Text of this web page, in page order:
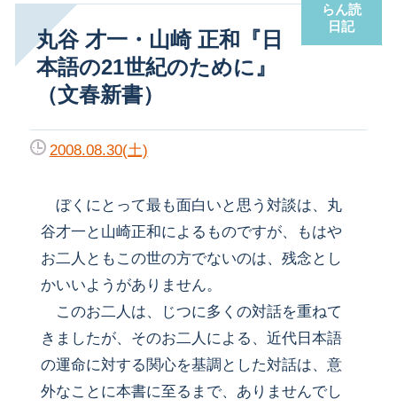
丸谷 才一・山崎 正和『日
本語の21世紀のために』
（文春新書）
らん読
日記
2008.08.30(土)
ぼくにとって最も面白いと思う対談は、丸
谷才一と山崎正和によるものですが、もはや
お二人ともこの世の方でないのは、残念とし
かいいようがありません。
このお二人は、じつに多くの対話を重ねて
きましたが、そのお二人による、近代日本語
の運命に対する関心を基調とした対話は、意
外なことに本書に至るまで、ありませんでし